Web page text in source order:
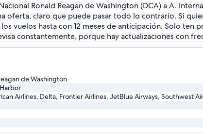
Ronald Reagan de Washington (DCA) a A.
oferta, claro que puede pasar todo lo contrario. Si
vuelos hasta con 12 meses de anticipación. Solo ten
constantemente, porque hay actualizaciones con
de Washington
Airlines, Delta, Frontier Airlines, JetBlue Airways, Southwest